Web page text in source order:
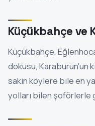
Küçükbahçe ve
Küçükbahçe,
dokusu, Karaburun'un
sakin köylere bile en
yolları bilen şoförlerle